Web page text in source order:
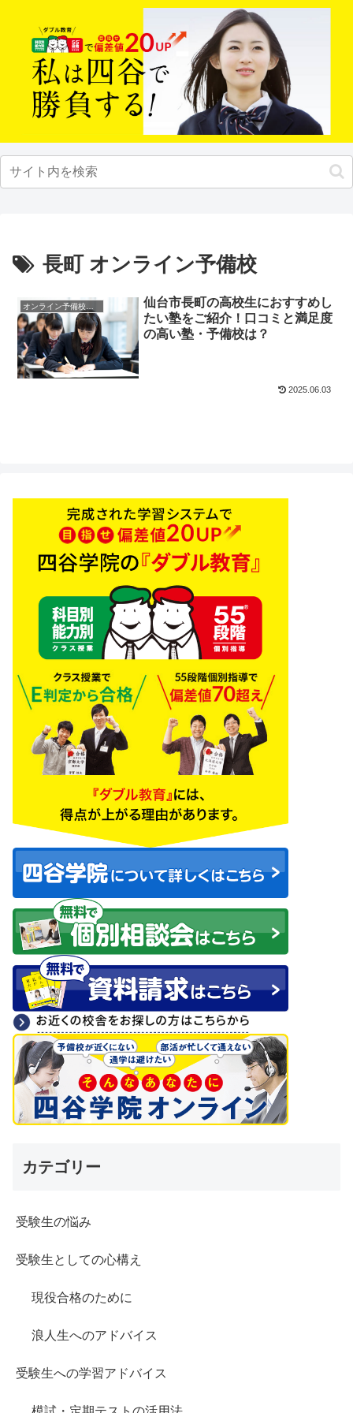
長町 オンライン予備校
仙台市長町の高校生におすすめし
たい塾をご紹介！口コミと満足度
の高い塾・予備校は？
2025.06.03
カテゴリー
受験生の悩み
受験生としての心構え
現役合格のために
浪人生へのアドバイス
受験生への学習アドバイス